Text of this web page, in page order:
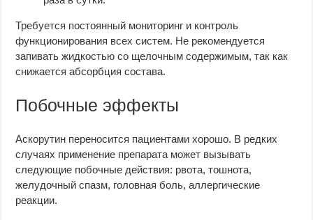
Требуется постоянный мониторинг и контроль
функционирования всех систем. Не рекомендуется
запивать жидкостью со щелочным содержимым, так как
снижается абсорбция состава.
Побочные эффекты
Аскорутин переносится пациентами хорошо. В редких
случаях применение препарата может вызывать
следующие побочные действия: рвота, тошнота,
желудочный спазм, головная боль, аллергические
реакции.